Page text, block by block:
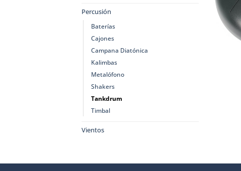
Percusión
Baterías
Cajones
Campana Diatónica
Kalimbas
Metalófono
Shakers
Tankdrum
Timbal
Vientos